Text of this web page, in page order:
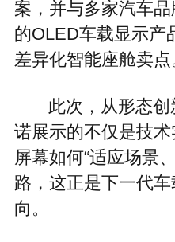
案，并与多家汽车
的OLED车载显示产
差异化智能座舱卖点
此次，从形态
诺展示的不仅是技
屏幕如何“适应场景
路，这正是下一代
向。